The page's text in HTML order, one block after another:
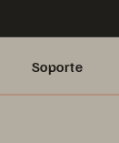
Soporte